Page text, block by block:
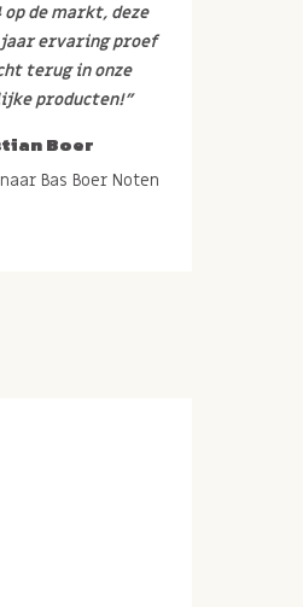
op de markt, deze
jaar ervaring proef
terug in onze
producten!”
Boer
Bas Boer Noten